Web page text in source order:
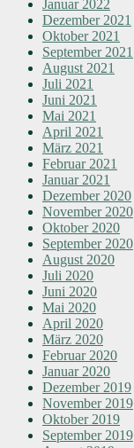
Januar 2022
Dezember 2021
Oktober 2021
September 2021
August 2021
Juli 2021
Juni 2021
Mai 2021
April 2021
März 2021
Februar 2021
Januar 2021
Dezember 2020
November 2020
Oktober 2020
September 2020
August 2020
Juli 2020
Juni 2020
Mai 2020
April 2020
März 2020
Februar 2020
Januar 2020
Dezember 2019
November 2019
Oktober 2019
September 2019